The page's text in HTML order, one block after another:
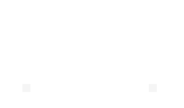
品前的繳費天數，但無法保證一定能
运费